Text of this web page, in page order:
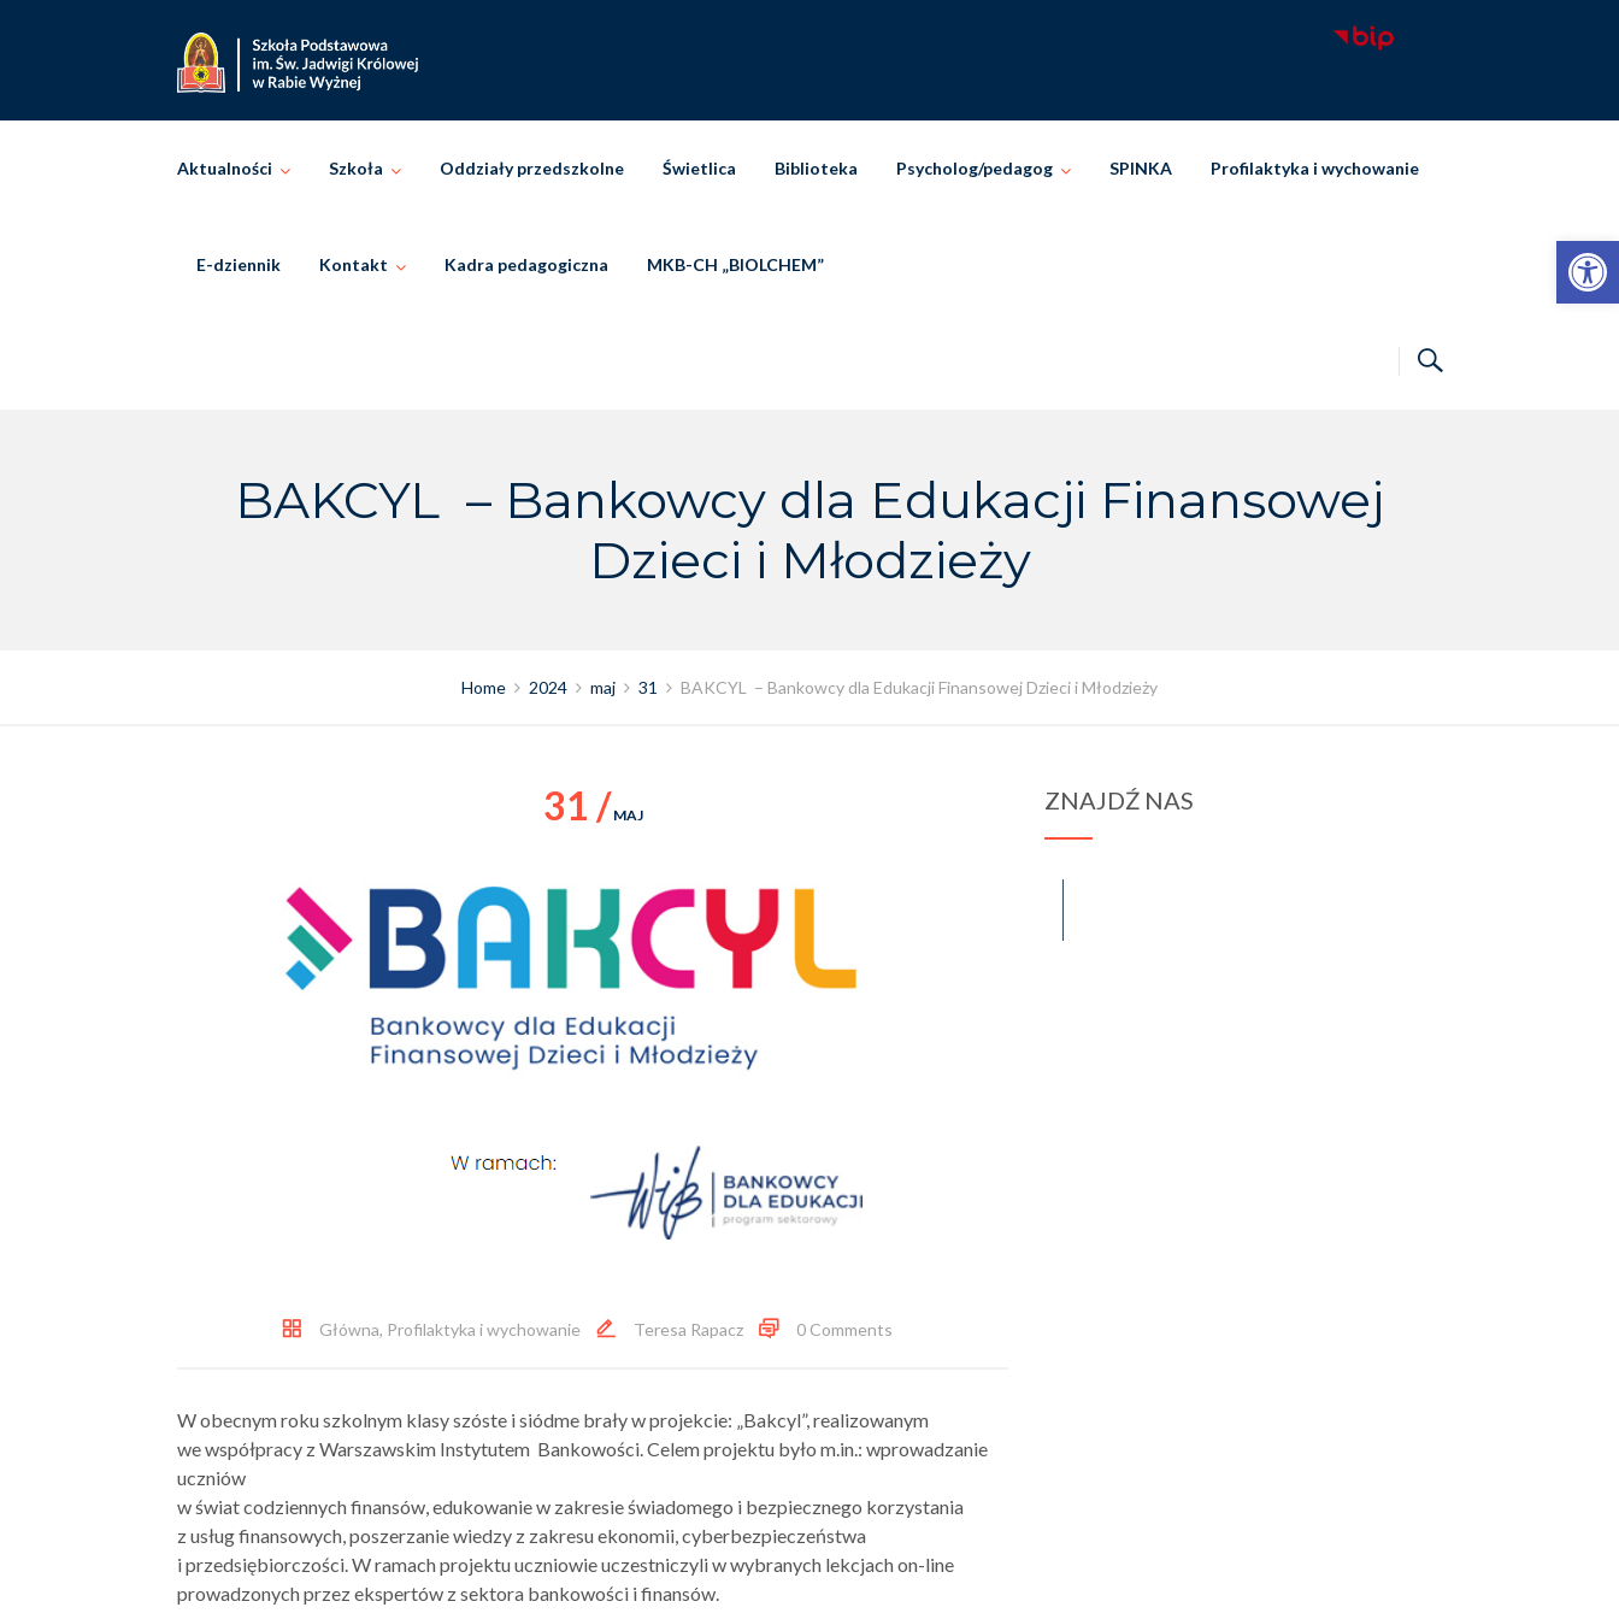
Otwórz pasek narzędzi
Aktualności Szkoła Oddziały przedszkolne Świetlica Biblioteka Psycholog/pedagog SPINKA Profilaktyka i wychowanie
E-dziennik Kontakt Kadra pedagogiczna MKB-CH „BIOLCHEM”
BAKCYL – Bankowcy dla Edukacji Finansowej
Dzieci i Młodzieży
Home 2024 maj 31 BAKCYL – Bankowcy dla Edukacji Finansowej Dzieci i Młodzieży
31 / MAJ
Główna, Profilaktyka i wychowanie Teresa Rapacz 0 Comments
W obecnym roku szkolnym klasy szóste i siódme brały w projekcie: „Bakcyl”, realizowanym
we współpracy z Warszawskim Instytutem Bankowości. Celem projektu było m.in.: wprowadzanie
uczniów
w świat codziennych finansów, edukowanie w zakresie świadomego i bezpiecznego korzystania
z usług finansowych, poszerzanie wiedzy z zakresu ekonomii, cyberbezpieczeństwa
i przedsiębiorczości. W ramach projektu uczniowie uczestniczyli w wybranych lekcjach on-line
prowadzonych przez ekspertów z sektora bankowości i finansów.
ZNAJDŹ NAS